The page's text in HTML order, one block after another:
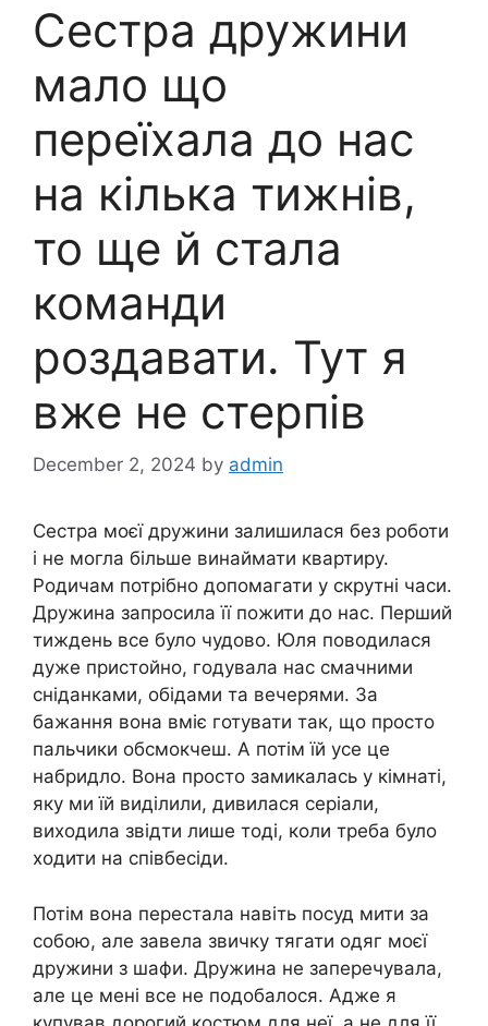
Сестра дружини
мало що
переїхала до нас
на кілька тижнів,
то ще й стала
команди
роздавати. Тут я
вже не стерпів
December 2, 2024 by admin
Сестра моєї дружини залишилася без роботи
і не могла більше винаймати квартиру.
Родичам потрібно допомагати у скрутні часи.
Дружина запросила її пожити до нас. Перший
тиждень все було чудово. Юля поводилася
дуже пристойно, годувала нас смачними
сніданками, обідами та вечерями. За
бажання вона вміє готувати так, що просто
пальчики обсмокчеш. А потім їй усе це
набридло. Вона просто замикалась у кімнаті,
яку ми їй виділили, дивилася серіали,
виходила звідти лише тоді, коли треба було
ходити на співбесіди.
Потім вона перестала навіть посуд мити за
собою, але завела звичку тягати одяг моєї
дружини з шафи. Дружина не заперечувала,
але це мені все не подобалося. Адже я